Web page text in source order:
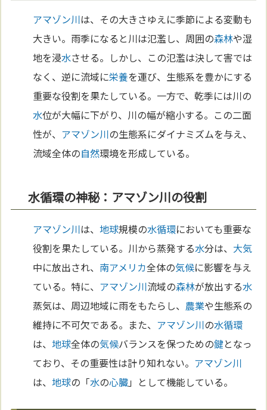
アマゾン川は、その大きさゆえに季節による変動も
大きい。雨季になると川は氾濫し、周囲の森林や湿
地を浸水させる。しかし、この氾濫は決して害では
なく、逆に流域に栄養を運び、生態系を豊かにする
重要な役割を果たしている。一方で、乾季には川の
水位が大幅に下がり、川の幅が縮小する。この二面
性が、 アマゾン川の生態系にダイナミズムを与え、
流域全体の自然環境を形成している。
水循環の神秘：アマゾン川の役割
アマゾン川は、地球規模の水循環においても重要な
役割を果たしている。川から蒸発する水分は、 大気
中に放出され、 南アメリカ全体の気候に影響を与え
ている。特に、 アマゾン川流域の森林が放出する水
蒸気は、周辺地域に雨をもたらし、 農業や生態系の
維持に不可欠である。また、 アマゾン川の水循環
は、地球全体の気候バランスを保つための鍵となっ
ており、その重要性は計り知れない。 アマゾン川
は、地球の「水の心臓」として機能している。